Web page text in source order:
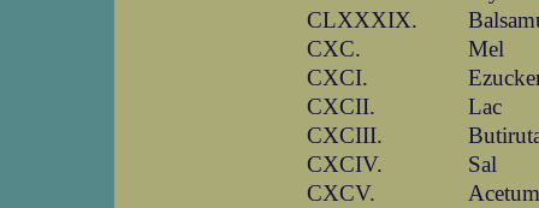
CLXXXIX.
CXC.
Mel
CXCI.
CXCII.
Lac
CXCIII.
CXCIV.
Sal
CXCV.
Acetum